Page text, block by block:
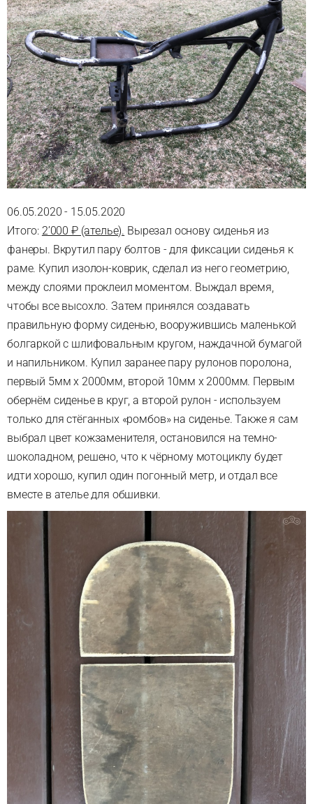
06.05.2020 - 15.05.2020
Итого: 2’000 ₽ (ателье). Вырезал основу сиденья из
фанеры. Вкрутил пару болтов - для фиксации сиденья к
раме. Купил изолон-коврик, сделал из него геометрию,
между слоями проклеил моментом. Выждал время,
чтобы все высохло. Затем принялся создавать
правильную форму сиденью, вооружившись маленькой
болгаркой с шлифовальным кругом, наждачной бумагой
и напильником. Купил заранее пару рулонов поролона,
первый 5мм х 2000мм, второй 10мм х 2000мм. Первым
обернём сиденье в круг, а второй рулон - используем
только для стёганных «ромбов» на сиденье. Также я сам
выбрал цвет кожзаменителя, остановился на темно-
шоколадном, решено, что к чёрному мотоциклу будет
идти хорошо, купил один погонный метр, и отдал все
вместе в ателье для обшивки.